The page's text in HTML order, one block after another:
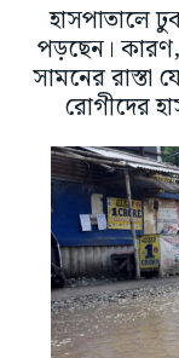
হাসপাতালে
পড়ছেন। কারণ,
সামনের রাস্তা
রোগীদের